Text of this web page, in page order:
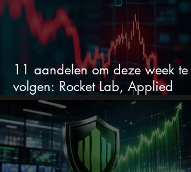
11 aandelen om deze week te
volgen: Rocket Lab, Applied
Materials en de zwaarste AI-test